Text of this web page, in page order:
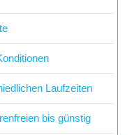
Laufzeiten
bis günstig